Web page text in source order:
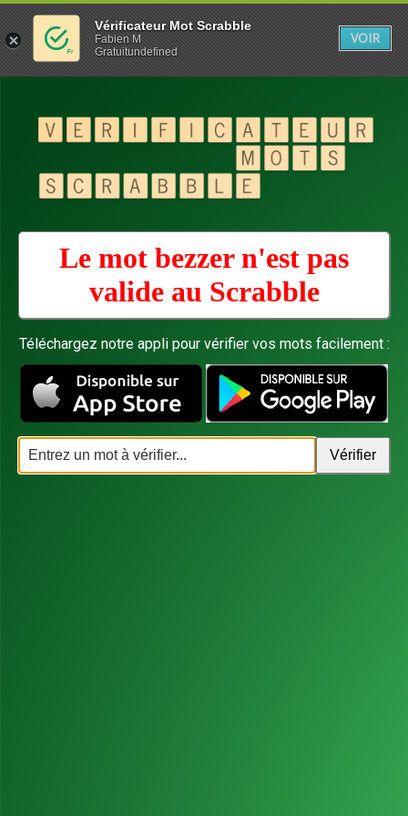
Le mot bezzer n'est pas
valide au Scrabble
Téléchargez notre appli pour vérifier vos mots facilement :
Vérificateur Mot Scrabble
Fabien M
Gratuitundefined
VOIR